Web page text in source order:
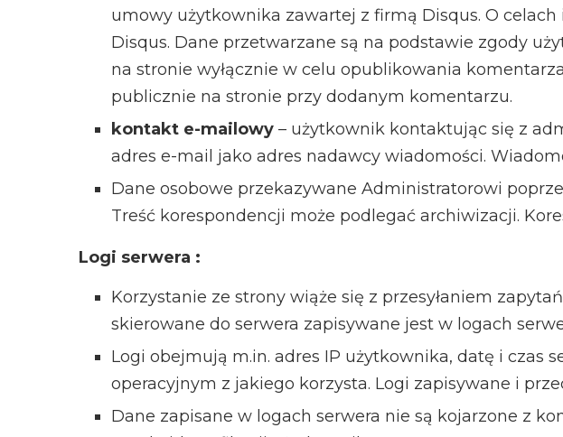
umowy użytkownika zawartej z firmą Disqus. O
Disqus. Dane przetwarzane są na podstawie zgody
na stronie wyłącznie w celu opublikowania
publicznie na stronie przy dodanym komentarzu.
kontakt e-mailowy – użytkownik kontaktując się z
adres e-mail jako adres nadawcy wiadomości.
Dane osobowe przekazywane Administratorowi
Treść korespondencji może podlegać archiwizacji.
Logi serwera :
Korzystanie ze strony wiąże się z przesyłaniem
skierowane do serwera zapisywane jest w logach
Logi obejmują m.in. adres IP użytkownika, datę i czas
operacyjnym z jakiego korzysta. Logi zapisywane i
Dane zapisane w logach serwera nie są kojarzone z